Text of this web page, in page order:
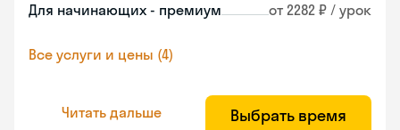
Для начинающих - премиум от 2282 ₽ / урок
Все услуги и цены (4)
Читать дальше Выбрать время